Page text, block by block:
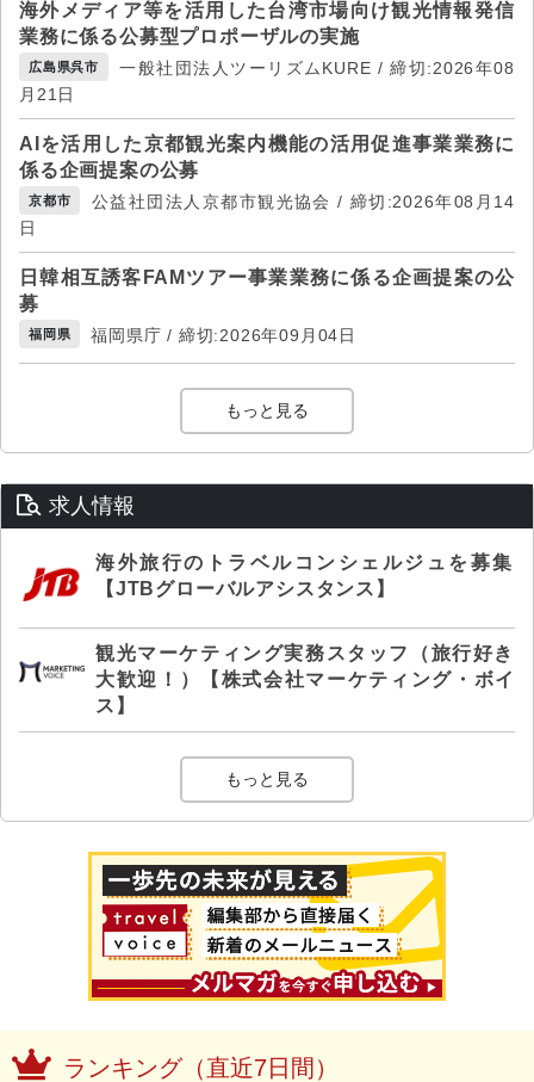
海外メディア等を活用した台湾市場向け観光情報発信
業務に係る公募型プロポーザルの実施
広島県呉市
一般社団法人ツーリズムKURE / 締切:2026年08
月21日
AIを活用した京都観光案内機能の活用促進事業業務に
係る企画提案の公募
京都市
公益社団法人京都市観光協会 / 締切:2026年08月14
日
日韓相互誘客FAMツアー事業業務に係る企画提案の公
募
福岡県 福岡県庁 / 締切:2026年09月04日
もっと見る
求人情報
海外旅行のトラベルコンシェルジュを募集
【JTBグローバルアシスタンス】
観光マーケティング実務スタッフ（旅行好き
大歓迎！）【株式会社マーケティング・ボイ
ス】
もっと見る
ランキング（直近7日間）